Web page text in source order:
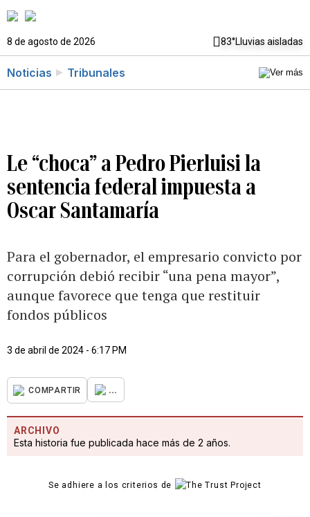
8 de agosto de 2026 83°Lluvias aisladas
Noticias Tribunales
Le “choca” a Pedro Pierluisi la
sentencia federal impuesta a
Oscar Santamaría
Para el gobernador, el empresario convicto por
corrupción debió recibir “una pena mayor”,
aunque favorece que tenga que restituir
fondos públicos
3 de abril de 2024 - 6:17 PM
COMPARTIR ...
ARCHIVO
Esta historia fue publicada hace más de 2 años.
Se adhiere a los criterios de